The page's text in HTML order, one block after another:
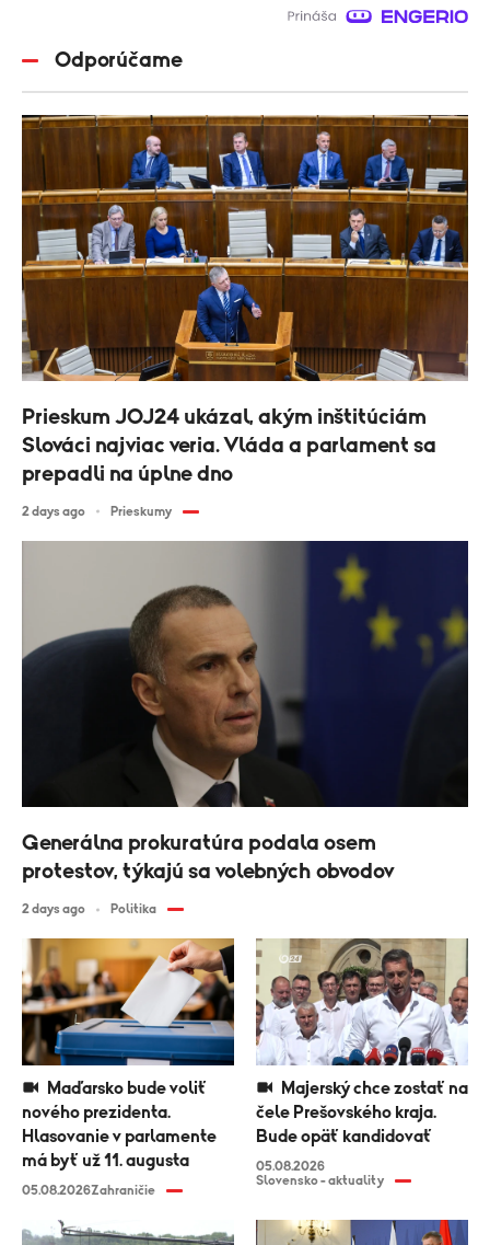
Odporúčame
Prieskum JOJ24 ukázal, akým inštitúciám
Slováci najviac veria. Vláda a parlament sa
prepadli na úplne dno
2 days ago Prieskumy
Generálna prokuratúra podala osem
protestov, týkajú sa volebných obvodov
2 days ago Politika
nového prezidenta.
Hlasovanie v parlamente
má byť už 11. augusta
05.08.2026Zahraničie
čele Prešovského kraja.
Bude opäť kandidovať
05.08.2026
Slovensko - aktuality